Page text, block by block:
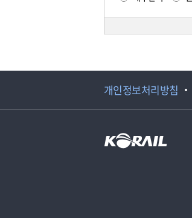
개인정보처리방침